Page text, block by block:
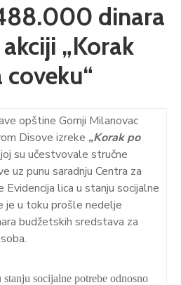
dinara
„Korak
opštine Gornji Milanovac
Disove izreke „Korak po
su učestvovale stručne
uz punu saradnju Centra za
Evidencija lica u stanju socijalne
je u toku prošle nedelje
budžetskih sredstava za
socijalne potrebe odnosno